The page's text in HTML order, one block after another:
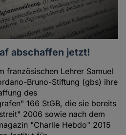
abschaffen jetzt!
französischen Lehrer Samuel
Bruno-Stiftung (gbs) ihre
des
166 StGB, die sie bereits
2006 sowie nach dem
"Charlie Hebdo" 2015